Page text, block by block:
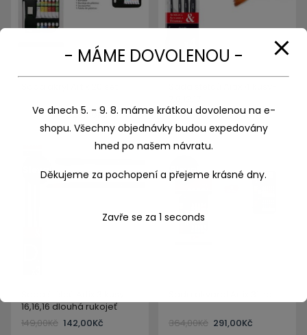
369,00Kč 223,00 Kč
189,00Kč 175,00Kč
Sleva!
16,16,16 dlouhá rukojeť
149,00Kč 142,00Kč
Sleva!
364,00Kč 291,00Kč
- MÁME DOVOLENOU -
Ve dnech 5. - 9. 8. máme krátkou dovolenou na e-
shopu. Všechny objednávky budou expedovány
hned po našem návratu.
Děkujeme za pochopení a přejeme krásné dny.
Zavře se za 1 seconds